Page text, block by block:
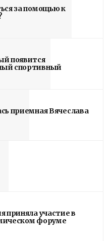
за помощью к
появится
спортивный
приемная Вячеслава
приняла участие в
форуме